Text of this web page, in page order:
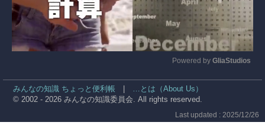
Powered by GliaStudios
みんなの知識 ちょっと便利帳
…とは（About Us）
© 2002 - 2026 みんなの知識委員会. All rights reserved.
Last updated : 2025/12/26